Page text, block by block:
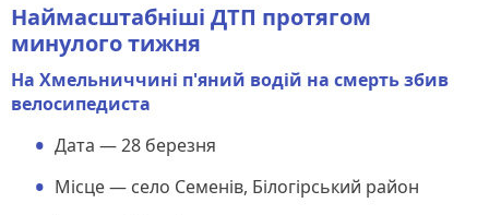
Наймасштабніші ДТП протягом
минулого тижня
На Хмельниччині п'яний водій на смерть збив
велосипедиста
Дата — 28 березня
Місце — село Семенів, Білогірський район